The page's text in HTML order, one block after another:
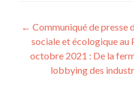
Navigation
de
l’article
← Communiqué de presse
sociale et écologique au
octobre 2021 : De la
lobbying des